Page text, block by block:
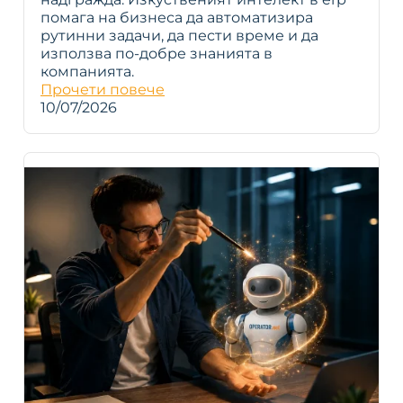
помага на бизнеса да автоматизира
рутинни задачи, да пести време и да
използва по-добре знанията в
компанията.
Прочети повече
10/07/2026